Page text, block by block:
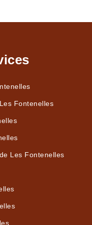
Fontenelles
Les Fontenelles